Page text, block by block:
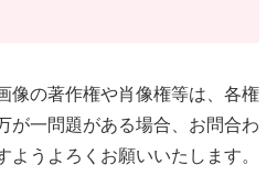
像の著作権や肖像権等は、各権
が一問題がある場合、お問合わ
うよろくお願いいたします。